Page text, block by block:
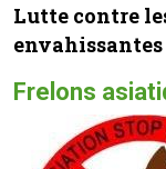
Lutte contre
envahissantes
Frelons